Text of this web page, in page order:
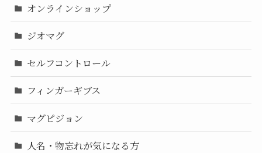
オンラインショップ
ジオマグ
セルフコントロール
フィンガーギブス
マグピジョン
人名・物忘れが気になる方